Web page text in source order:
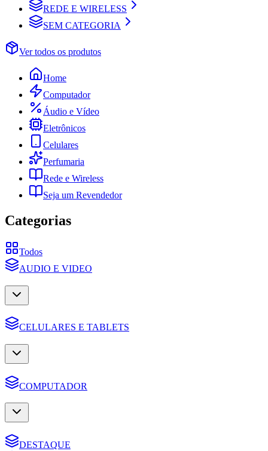
REDE E WIRELESS
SEM CATEGORIA
Ver todos os produtos
Home
Computador
Áudio e Vídeo
Eletrônicos
Celulares
Perfumaria
Rede e Wireless
Seja um Revendedor
Categorias
Todos
AUDIO E VIDEO
CELULARES E TABLETS
COMPUTADOR
DESTAQUE